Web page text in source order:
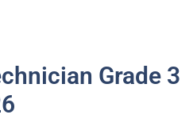
Grade 3